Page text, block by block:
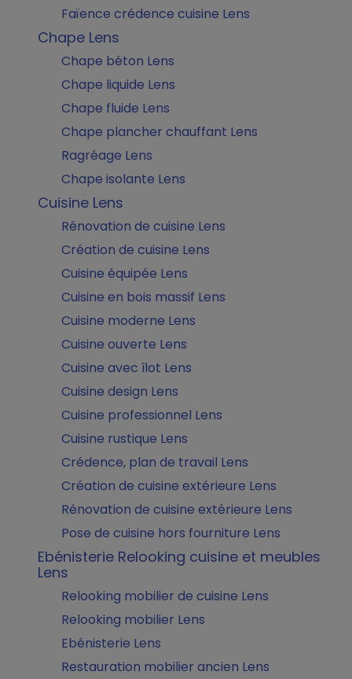
Faïence crédence cuisine Lens
Chape Lens
Chape béton Lens
Chape liquide Lens
Chape fluide Lens
Chape plancher chauffant Lens
Ragréage Lens
Chape isolante Lens
Cuisine Lens
Rénovation de cuisine Lens
Création de cuisine Lens
Cuisine équipée Lens
Cuisine en bois massif Lens
Cuisine moderne Lens
Cuisine ouverte Lens
Cuisine avec îlot Lens
Cuisine design Lens
Cuisine professionnel Lens
Cuisine rustique Lens
Crédence, plan de travail Lens
Création de cuisine extérieure Lens
Rénovation de cuisine extérieure Lens
Pose de cuisine hors fourniture Lens
Ebénisterie Relooking cuisine et meubles
Lens
Relooking mobilier de cuisine Lens
Relooking mobilier Lens
Ebénisterie Lens
Restauration mobilier ancien Lens